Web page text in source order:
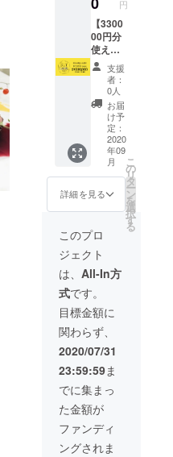
頂きま
す。
※「お届
け先情
報」が
必須に
なって
おりま
すが、
カード
の配送
はいた
しませ
ん。受
け渡し
時のご
本人確
報とし
て使用
させて
頂きま
す。
くださ
い。 ※
有効期
限は
2021年
2月末日
までと
なりま
す。 ※
有効期
限を過
ぎます
と、残
高は無
効とな
ります
のでお
気をつ
けくだ
さい。
※「お届
け先情
報」が
必須に
なって
おりま
すが、
カード
の配送
はいた
しませ
ん。受
け渡し
時のご
本人確
し時
に、店
舗ス
タッフ
より心
からの
お礼の
メッ
セージ
をお伝
えしま
す。 ※
カード
は2020
年9月1
日以降
に支援
された
店舗に
てお受
け取り
くださ
い。 ※
有効期
限は
2021年
2月末日
までと
なりま
す。 ※
有効期
限を過
ぎます
と、残
高は無
円
【3300
00円分
使える
のBUY
LOCAL
nagoya
カー
ド】 ・
店舗で
使える
330000
円分の
カー食
券ドを
お渡し
いたし
ます。
・カー
ド受け
渡し時
に、店
舗ス
タッフ
より心
からの
お礼の
メッ
セージ
をお伝
えしま
す。 ※
カード
は2020
年9月1
支援
者：
0人
お届
け予
定：
2020
年09
月
詳細を見る
こ
の
リ
タ
ー
ン
を
選
択
す
る
このプロ
ジェクト
は、 All-In方
式です。
目標金額に
関わらず、
2020/07/31
23:59:59ま
でに集まっ
た金額が
ファンディ
ングされま